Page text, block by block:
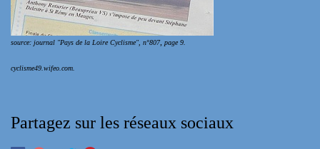
source: journal "Pays de la Loire Cyclisme", n°807, page 9.
cyclisme49.wifeo.com.
Partagez sur les réseaux sociaux